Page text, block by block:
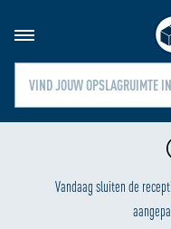
Schakel
Vandaag sluiten de